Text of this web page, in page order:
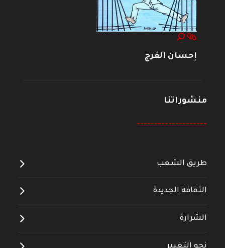
إحسان الفرج
منشوراتنا
--------------------
طريق الشعب
الثقافة الجديدة
الشرارة
نحو التغيير